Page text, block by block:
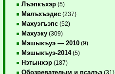
Лъэпкъхэр (5)
Малъхъэдис (237)
Махуэгъэпс (52)
Махуэку (309)
Мэшыкъуэ — 2010 (9)
Мэшыкъуэ-2014(5)
Нэтынхэр (187)
Обозревателым и псалъэ (31)